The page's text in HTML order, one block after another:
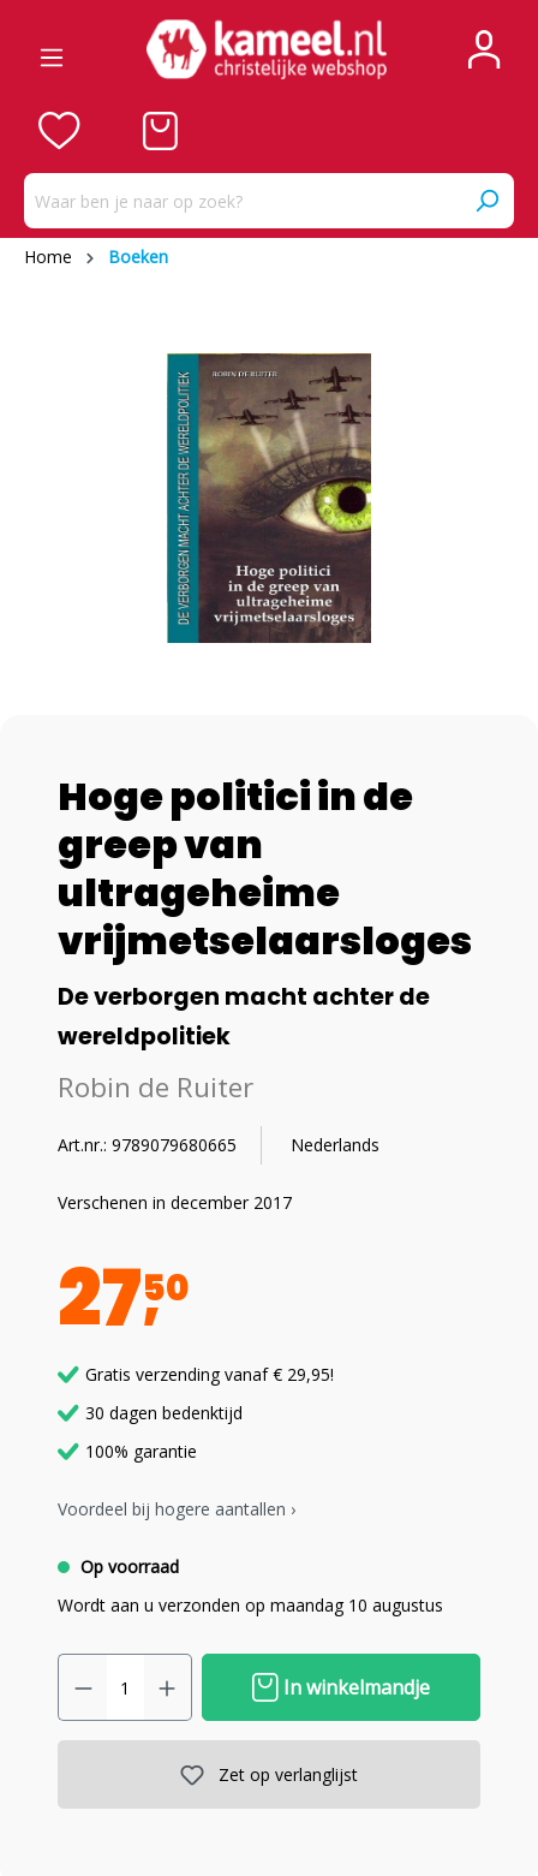
Home Boeken
Hoge politici in de
greep van
ultrageheime
vrijmetselaarsloges
De verborgen macht achter de
wereldpolitiek
Robin de Ruiter
Art.nr.: 9789079680665 Nederlands
Verschenen in december 2017
2750
Gratis verzending vanaf € 29,95!
30 dagen bedenktijd
100% garantie
Voordeel bij hogere aantallen ›
Op voorraad
Wordt aan u verzonden op maandag 10 augustus
In winkelmandje
Zet op verlanglijst